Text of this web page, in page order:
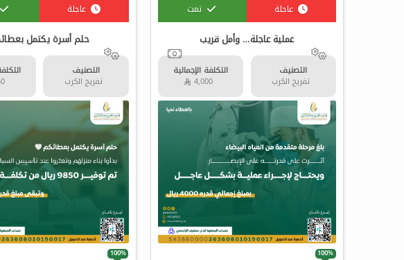
عاجلة تمت
عملية عاجلة… وأمل قريب
التصنيف
تفريج الكرب
التكلفة الإجمالية
4,000 
100%
عاجلة
حلم أسرة يكتمل
التصنيف
تفريج الكرب
100%